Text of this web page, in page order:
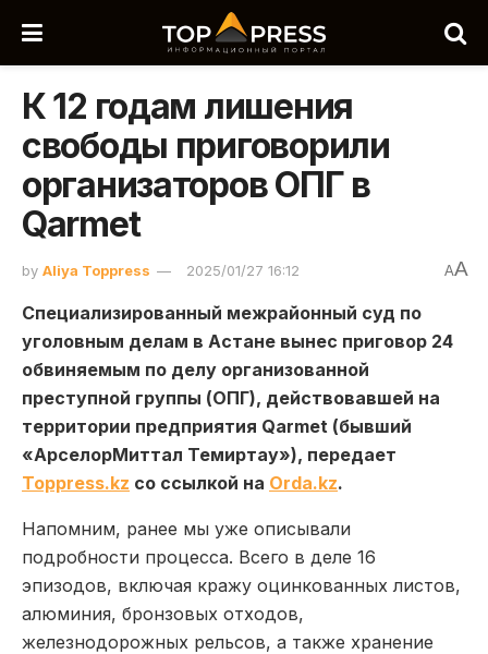
К 12 годам лишения
свободы приговорили
организаторов ОПГ в
Qarmet
by Aliya Toppress 2025/01/27 16:12 AA
Специализированный межрайонный суд по
уголовным делам в Астане вынес приговор 24
обвиняемым по делу организованной
преступной группы (ОПГ), действовавшей на
территории предприятия Qarmet (бывший
«АрселорМиттал Темиртау»), передает
Toppress.kz со ссылкой на Orda.kz.
Напомним, ранее мы уже описывали
подробности процесса. Всего в деле 16
эпизодов, включая кражу оцинкованных листов,
алюминия, бронзовых отходов,
железнодорожных рельсов, а также хранение